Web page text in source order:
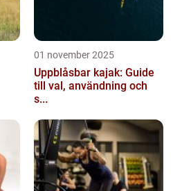
01 november 2025
Uppblåsbar kajak: Guide
till val, användning och
s...